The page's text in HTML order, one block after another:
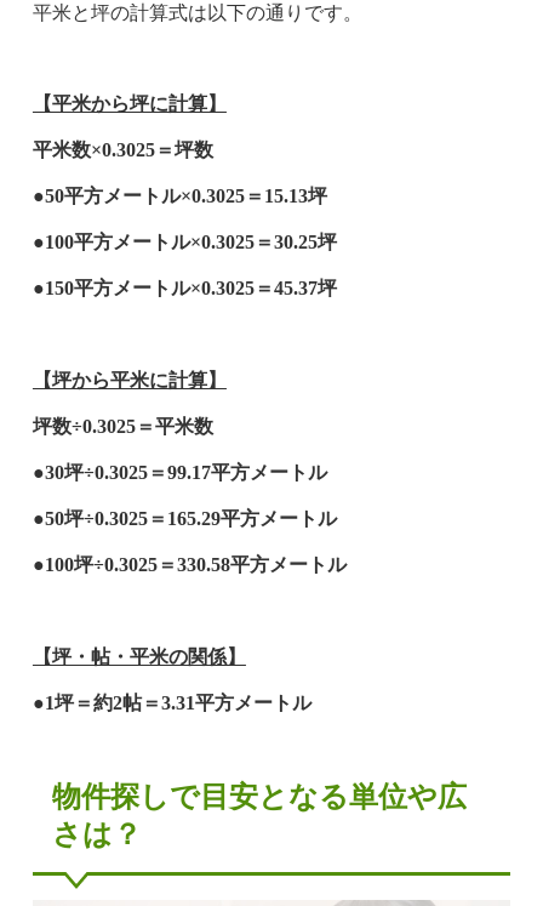
平米と坪の計算式は以下の通りです。
【平米から坪に計算】
平米数×0.3025＝坪数
●50平方メートル×0.3025＝15.13坪
●100平方メートル×0.3025＝30.25坪
●150平方メートル×0.3025＝45.37坪
【坪から平米に計算】
坪数÷0.3025＝平米数
●30坪÷0.3025＝99.17平方メートル
●50坪÷0.3025＝165.29平方メートル
●100坪÷0.3025＝330.58平方メートル
【坪・帖・平米の関係】
●1坪＝約2帖＝3.31平方メートル
物件探しで目安となる単位や広
さは？